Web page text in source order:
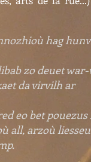
hag
zo deuet
da virvilh ar
eo bet pouezus
all, arzoù